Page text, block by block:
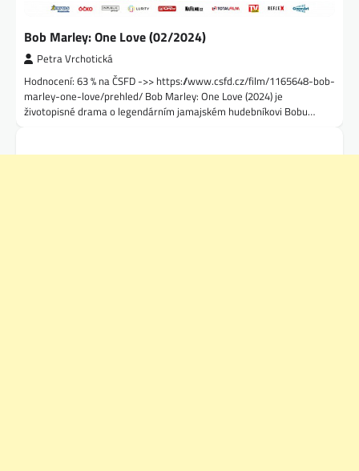
Bob Marley: One Love (02/2024)
Petra Vrchotická
Hodnocení: 63 % na ČSFD ->> https://www.csfd.cz/film/1165648-bob-
marley-one-love/prehled/ Bob Marley: One Love (2024) je
životopisné drama o legendárním jamajském hudebníkovi Bobu…